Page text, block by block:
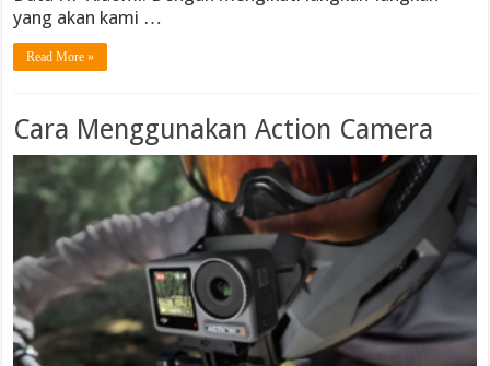
yang akan kami …
Read More »
Cara Menggunakan Action Camera